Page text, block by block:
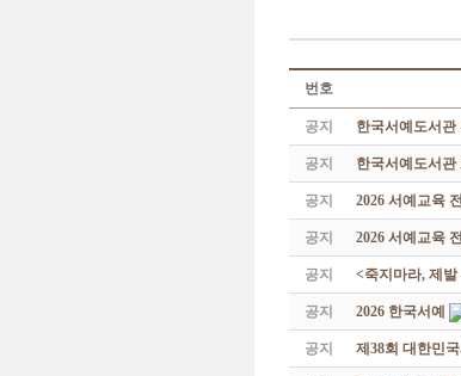
번호
공지 한국서예도서관
공지 한국서예도서관
공지 2026 서예교육
공지 2026 서예교육
공지 <죽지마라, 제
공지 2026 한국서예
공지 제38회 대한민